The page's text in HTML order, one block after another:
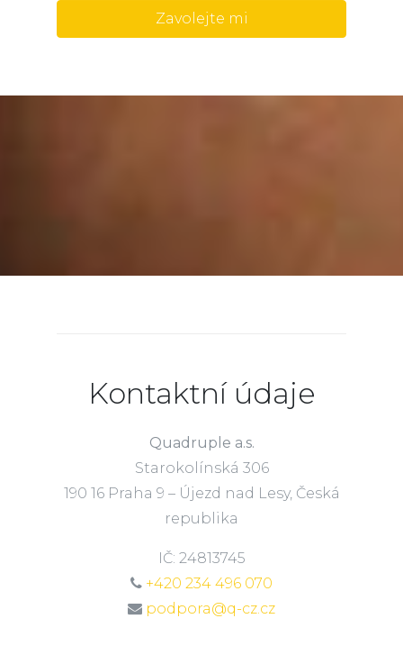
Kontaktní údaje
Quadruple a.s.
Starokolínská 306
190 16 Praha 9 – Újezd nad Lesy, Česká
republika
IČ: 24813745
+420 234 496 070
podpora@q-cz.cz